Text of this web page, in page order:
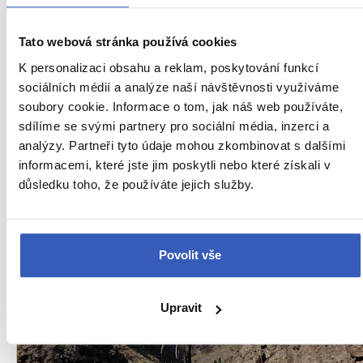
Tato webová stránka používá cookies
K personalizaci obsahu a reklam, poskytování funkcí
sociálních médií a analýze naší návštěvnosti využíváme
soubory cookie. Informace o tom, jak náš web používáte,
sdílíme se svými partnery pro sociální média, inzerci a
analýzy. Partneři tyto údaje mohou zkombinovat s dalšími
informacemi, které jste jim poskytli nebo které získali v
důsledku toho, že používáte jejich služby.
Povolit vše
Upravit
Oblíbená místa
La Orotava: balkony, kam se podíváš
22034 přečtení